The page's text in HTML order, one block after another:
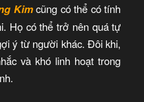
Kim cũng có thể có tính
Họ có thể trở nên quá tự
ý từ người khác. Đôi khi,
và khó linh hoạt trong